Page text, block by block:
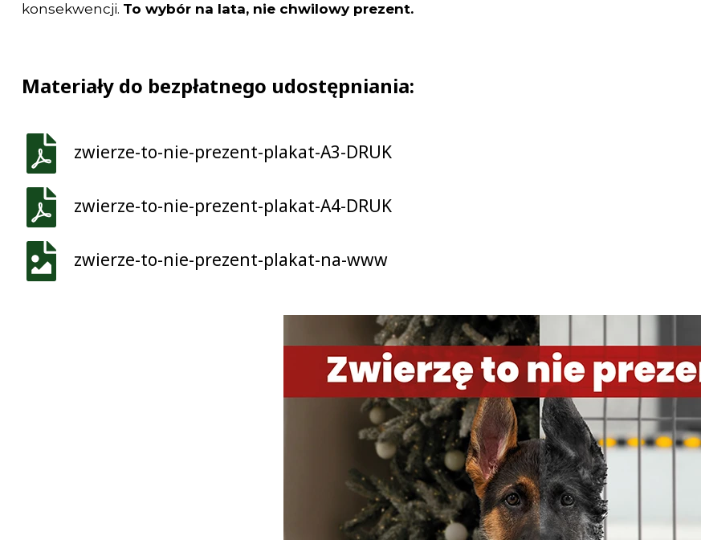
konsekwencji. To wybór na lata, nie chwilowy prezent.
Materiały do bezpłatnego udostępniania:
zwierze-to-nie-prezent-plakat-A3-DRUK
zwierze-to-nie-prezent-plakat-A4-DRUK
zwierze-to-nie-prezent-plakat-na-www